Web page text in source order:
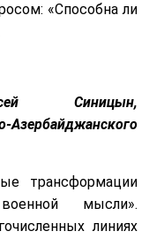
«Способна ли
Синицын,
трансформации
мысли».
линиях